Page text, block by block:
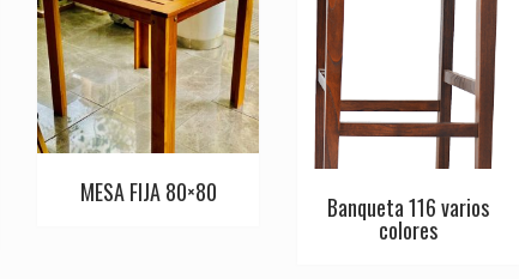
MESA FIJA 80×80
Banqueta 116 varios
colores